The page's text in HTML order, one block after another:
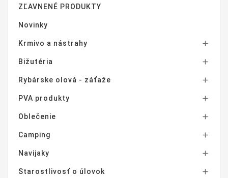
ZĽAVNENÉ PRODUKTY
Novinky
Krmivo a nástrahy 
Bižutéria 
Rybárske olová - záťaže 
PVA produkty 
Oblečenie 
Camping 
Navijaky 
Starostlivosť o úlovok 